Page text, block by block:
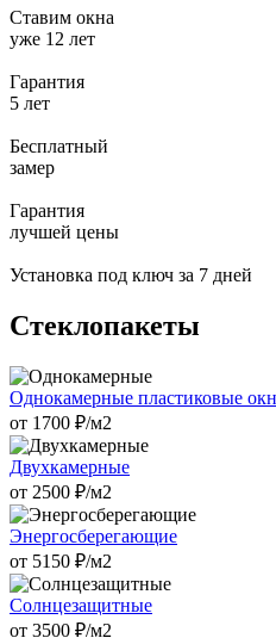
Ставим окна
уже 12 лет
Гарантия
5 лет
Бесплатный
замер
Гарантия
лучшей цены
Установка под ключ за 7 дней
Стеклопакеты
Однокамерные пластиковые
от 1700 ₽/м2
Двухкамерные
от 2500 ₽/м2
Энергосберегающие
от 5150 ₽/м2
Солнцезащитные
от 3500 ₽/м2